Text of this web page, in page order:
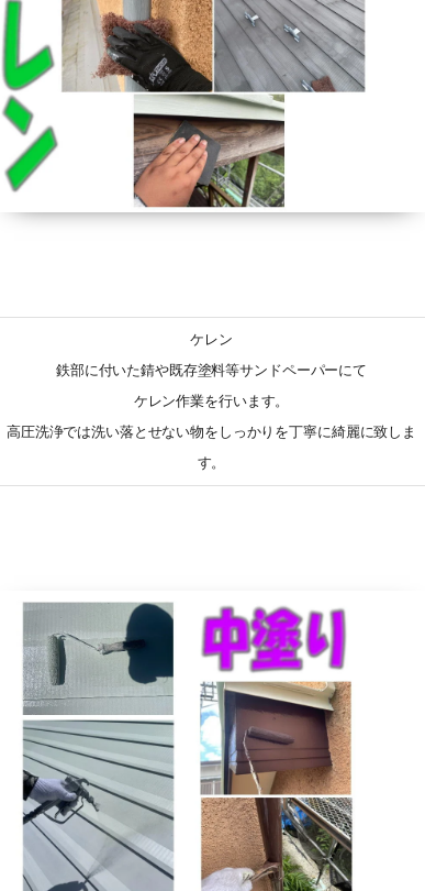
ケレン
鉄部に付いた錆や既存塗料等サンドペーパーにて
ケレン作業を行います。
高圧洗浄では洗い落とせない物をしっかりを丁寧に綺麗に致しま
す。